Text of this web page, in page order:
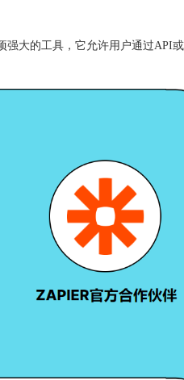
强大的工具，它允许用户通过